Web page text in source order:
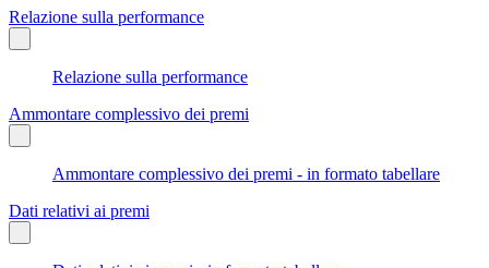
Relazione sulla performance
Relazione sulla performance
Ammontare complessivo dei premi
Ammontare complessivo dei premi - in formato tabellare
Dati relativi ai premi